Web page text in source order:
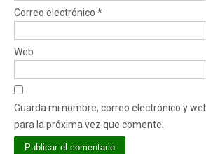
Correo electrónico *
Web
Guarda mi nombre, correo electrónico y
para la próxima vez que comente.